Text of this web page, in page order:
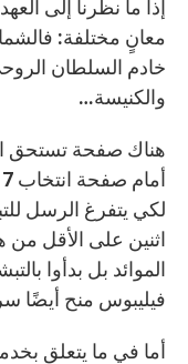
إذا ما نظرنا إلى
معانٍ مختلفة:
خادم السلطان
والكنيسة…
هناك صفحة تستحق
لكي يتفرغ الرسل
اثنين على الأقل من
الموائد بل بدأوا
فيليبوس منح أيضًا
أما في ما يتعلق